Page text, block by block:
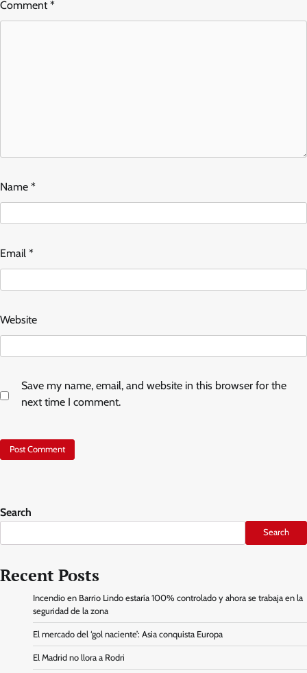
Comment*
Name *
Email *
Website
Save my name, email, and website in this browser for the
next time I comment.
Search
Search
Recent Posts
Incendio en Barrio Lindo estaría 100% controlado y ahora se trabaja en la
seguridad de la zona
El mercado del ‘gol naciente’: Asia conquista Europa
El Madrid no llora a Rodri